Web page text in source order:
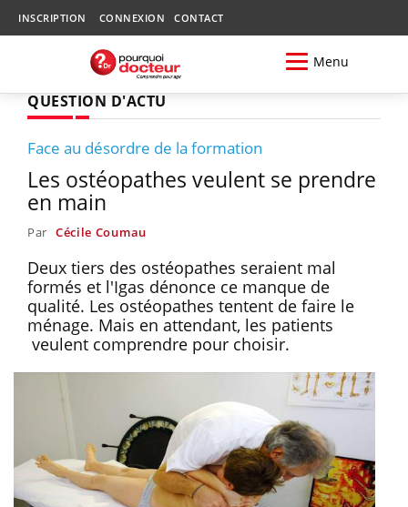
INSCRIPTION CONNEXION CONTACT
Menu
QUESTION D'ACTU
Face au désordre de la formation
Les ostéopathes veulent se prendre
en main
Par Cécile Coumau
Deux tiers des ostéopathes seraient mal
formés et l'Igas dénonce ce manque de
qualité. Les ostéopathes tentent de faire le
ménage. Mais en attendant, les patients
veulent comprendre pour choisir.